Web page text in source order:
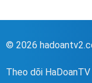
© 2026
Theo dõi